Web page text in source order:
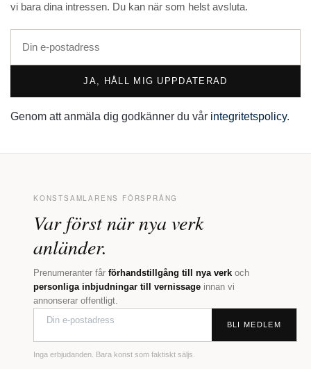
vi bara dina intressen. Du kan när som helst avsluta.
JA, HÅLL MIG UPPDATERAD
Genom att anmäla dig godkänner du vår integritetspolicy.
KONSTSAMLARENS FÖRSPRÅNG
Var först när nya verk
anländer.
Prenumeranter får förhandstillgång till nya verk och
personliga inbjudningar till vernissage innan vi
annonserar offentligt.
BLI MEDLEM
Inga erbjudanden. Bara konst som faktiskt säljs.